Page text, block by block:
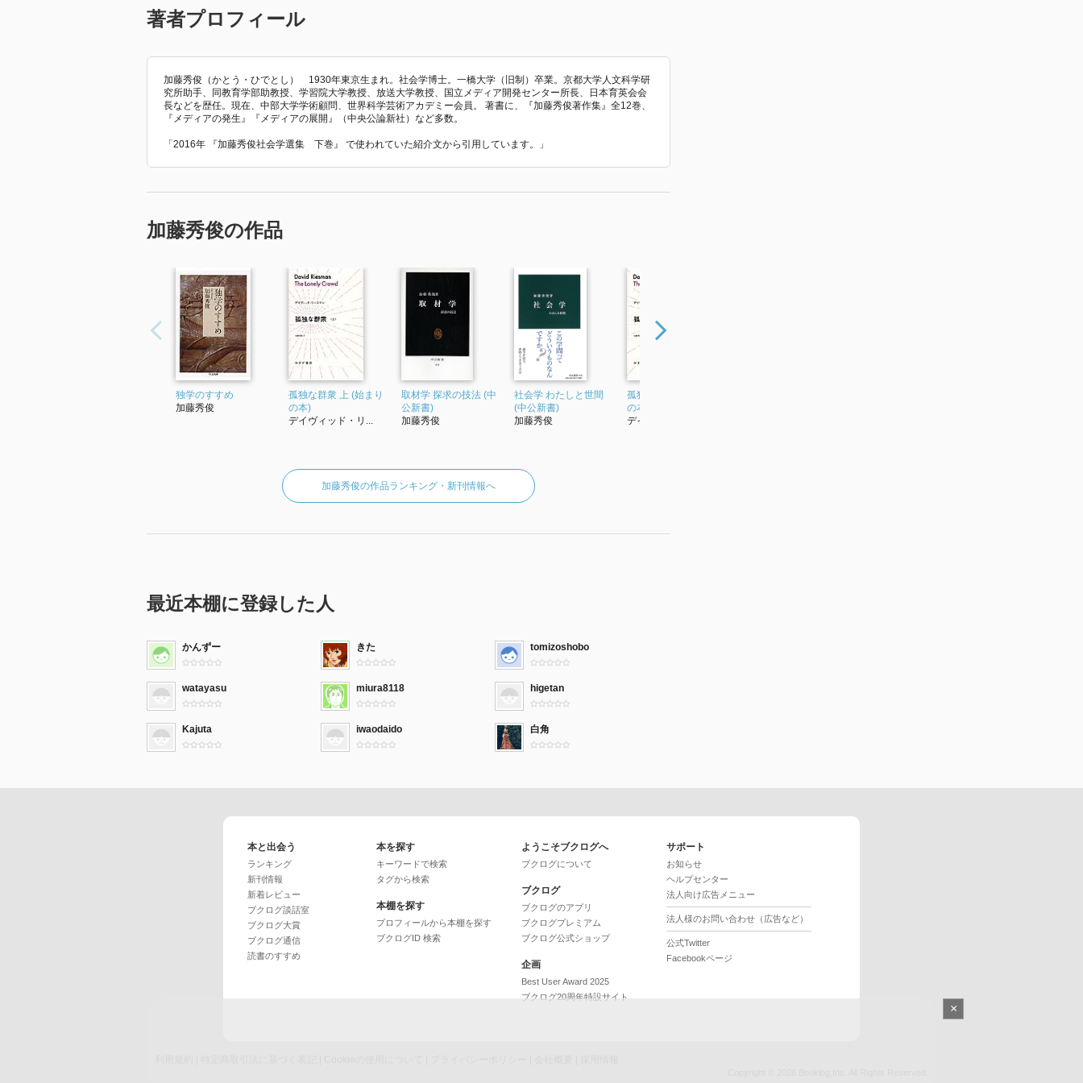
著者プロフィール
加藤秀俊（かとう・ひでとし） 1930年東京生まれ。社会学博士。一橋大学（旧制）卒業。京都大学人文科学研
究所助手、同教育学部助教授、学習院大学教授、放送大学教授、国立メディア開発センター所長、日本育英会会
長などを歴任。現在、中部大学学術顧問、世界科学芸術アカデミー会員。 著書に、『加藤秀俊著作集』全12巻、
『メディアの発生』『メディアの展開』（中央公論新社）など多数。
「2016年 『加藤秀俊社会学選集 下巻』 で使われていた紹介文から引用しています。」
加藤秀俊の作品
独学のすすめ
加藤秀俊
孤独な群衆 上 (始まり
の本)
デイヴィッド・リ...
取材学 探求の技法 (中
公新書)
加藤秀俊
社会学 わたしと世間
(中公新書)
加藤秀俊
孤独な群衆 下 (始まり
の本)
デイヴィッド・リ...
加藤秀俊の作品ランキング・新刊情報へ
最近本棚に登録した人
かんずー きた tomizoshobo
watayasu miura8118 higetan
Kajuta iwaodaido 白角
本と出会う
ランキング
新刊情報
新着レビュー
ブクログ談話室
ブクログ大賞
ブクログ通信
読書のすすめ
本を探す
キーワードで検索
タグから検索
本棚を探す
プロフィールから本棚を探す
ブクログID 検索
ようこそブクログへ
ブクログについて
ブクログ
ブクログのアプリ
ブクログプレミアム
ブクログ公式ショップ
企画
Best User Award 2025
ブクログ20周年特設サイト
サポート
お知らせ
ヘルプセンター
法人向け広告メニュー
法人様のお問い合わせ（広告など）
公式Twitter
Facebookページ
×